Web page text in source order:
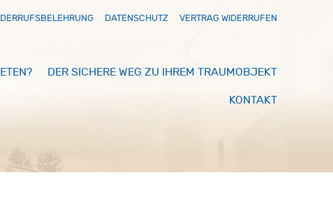
DATENSCHUTZ VERTRAG WIDERRUFEN
DER SICHERE WEG ZU IHREM TRAUMOBJEKT
KONTAKT